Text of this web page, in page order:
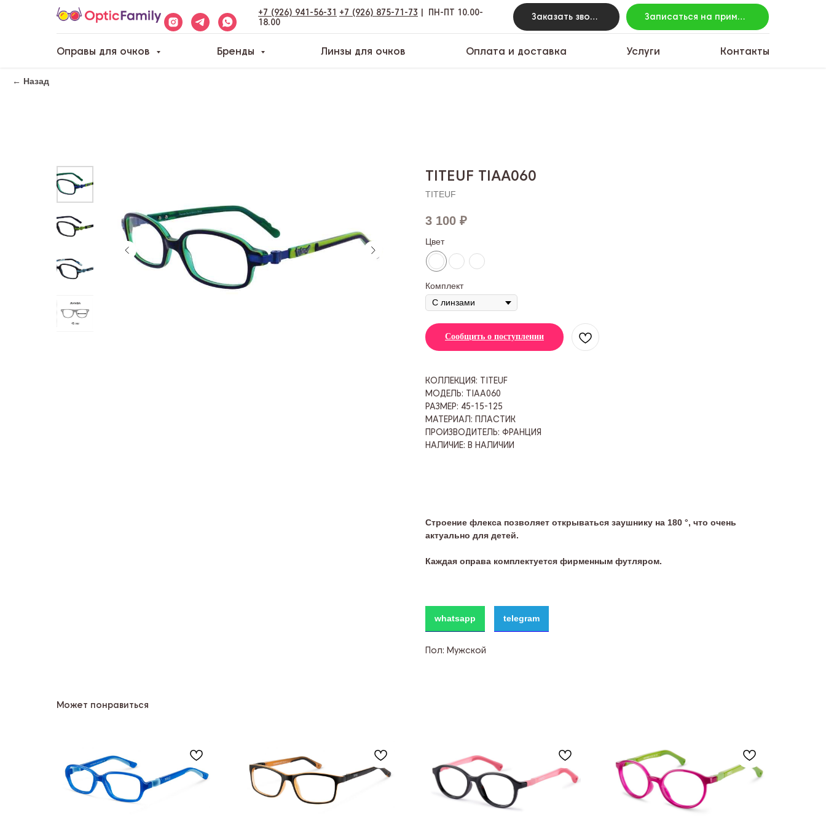
+7 (926) 941-56-31 +7 (926) 875-71-73 | ПН-ПТ 10.00-
18.00
Заказать звонок Записаться на примерку
Оправы для очков Бренды Линзы для очков Оплата и доставка Услуги Контакты
← Назад
TITEUF TIAA060
TITEUF
3 100 ₽
Цвет
Комплект
Сообщить о поступлении
КОЛЛЕКЦИЯ: TITEUF
МОДЕЛЬ: TIAA060
РАЗМЕР: 45-15-125
МАТЕРИАЛ: ПЛАСТИК
ПРОИЗВОДИТЕЛЬ: ФРАНЦИЯ
НАЛИЧИЕ: В НАЛИЧИИ
Строение флекса позволяет открываться заушнику на 180 °, что очень
актуально для детей.
Каждая оправа комплектуется фирменным футляром.
whatsapp telegram
Пол: Мужской
Может понравиться